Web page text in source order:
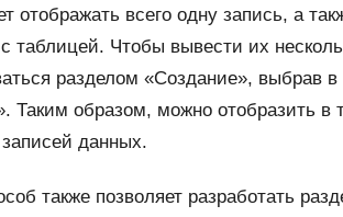
отображать всего одну запись, а
таблицей. Чтобы вывести их
разделом «Создание», выбрав в
Таким образом, можно отобразить в
данных.
также позволяет разработать